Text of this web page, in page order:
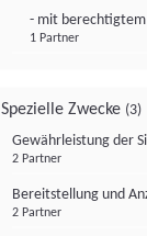
- mit
1 Partner
Spezielle Zwecke (3)
Gewährleistung der
2 Partner
Bereitstellung und
2 Partner